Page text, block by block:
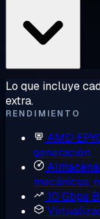
Lo que incluye
extra.
RENDIMIENTO
AMD
generación
mecánicos,
10 Gbps